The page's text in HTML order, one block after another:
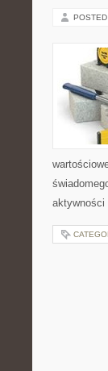
aktywności